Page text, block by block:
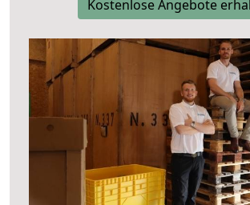
Kostenlose Angebote